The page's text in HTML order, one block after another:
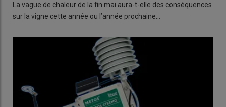
La vague de chaleur de la fin mai aura-t-elle des conséquences
sur la vigne cette année ou l’année prochaine…